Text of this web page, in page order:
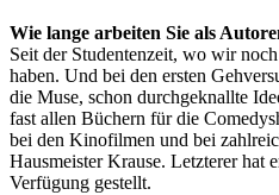
Wie lange arbeiten Sie als
Seit der Studentenzeit, wo wir
haben. Und bei den ersten
die Muse, schon durchgeknallte
fast allen Büchern für die
bei den Kinofilmen und bei
Hausmeister Krause. Letzterer hat
Verfügung gestellt.